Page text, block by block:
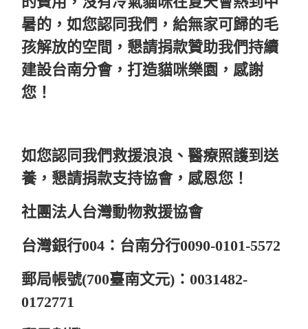
暑的，如您認同我們，給無家可歸的毛
孩解放的空間，懇請捐款贊助我們持續
建設台南分會，打造貓咪樂園，感謝
您！
如您認同我們救援浪浪、醫療照護到送
養，懇請捐款支持協會，感恩您！
社團法人台灣動物救援協會
台灣銀行004：台南分行0090-0101-5572
郵局帳號(700臺南文元)：0031482-
0172771